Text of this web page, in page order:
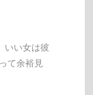
いい女は彼
て余裕見